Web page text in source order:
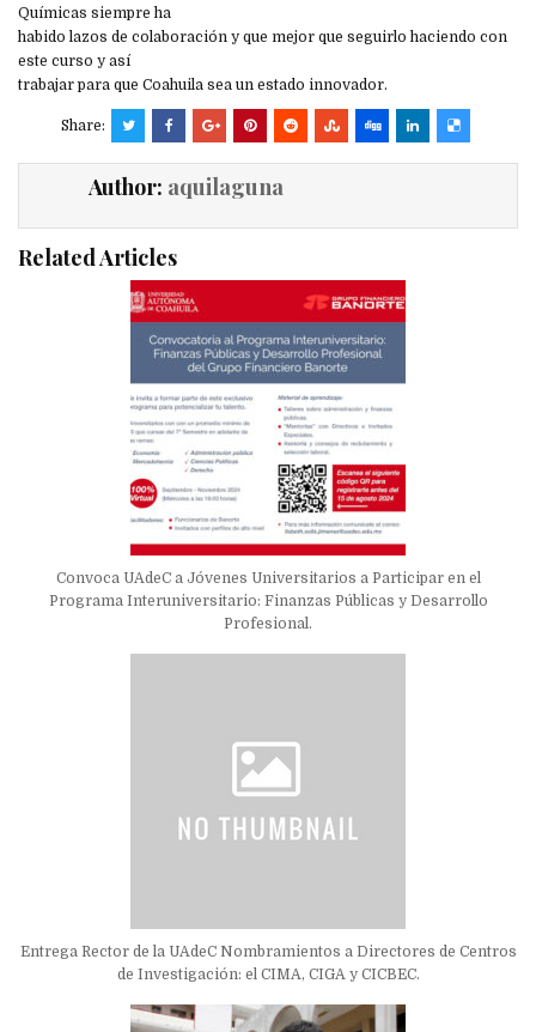
Químicas siempre ha
habido lazos de colaboración y que mejor que seguirlo haciendo con
este curso y así
trabajar para que Coahuila sea un estado innovador.
Share:
Author: aquilaguna
Related Articles
Convoca UAdeC a Jóvenes Universitarios a Participar en el
Programa Interuniversitario: Finanzas Públicas y Desarrollo
Profesional.
Entrega Rector de la UAdeC Nombramientos a Directores de Centros
de Investigación: el CIMA, CIGA y CICBEC.